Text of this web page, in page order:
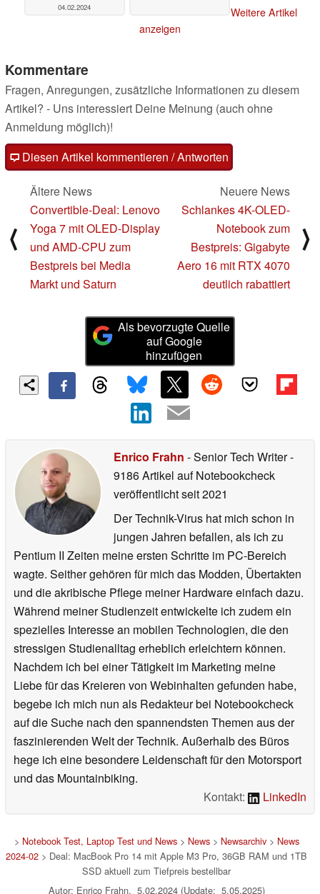
04.02.2024
Weitere Artikel
anzeigen
Kommentare
Fragen, Anregungen, zusätzliche Informationen zu diesem
Artikel? - Uns interessiert Deine Meinung (auch ohne
Anmeldung möglich)!
Diesen Artikel kommentieren / Antworten
⟨
Ältere News
Convertible-Deal: Lenovo
Yoga 7 mit OLED-Display
und AMD-CPU zum
Bestpreis bei Media
Markt und Saturn
Neuere News
Schlankes 4K-OLED-
Notebook zum
Bestpreis: Gigabyte
Aero 16 mit RTX 4070
deutlich rabattiert
⟩
Als bevorzugte Quelle
auf Google
hinzufügen
Enrico Frahn - Senior Tech Writer-
9186 Artikel auf Notebookcheck
veröffentlichtseit 2021
Der Technik-Virus hat mich schon in
jungen Jahren befallen, als ich zu
Pentium II Zeiten meine ersten Schritte im PC-Bereich
wagte. Seither gehören für mich das Modden, Übertakten
und die akribische Pflege meiner Hardware einfach dazu.
Während meiner Studienzeit entwickelte ich zudem ein
spezielles Interesse an mobilen Technologien, die den
stressigen Studienalltag erheblich erleichtern können.
Nachdem ich bei einer Tätigkeit im Marketing meine
Liebe für das Kreieren von Webinhalten gefunden habe,
begebe ich mich nun als Redakteur bei Notebookcheck
auf die Suche nach den spannendsten Themen aus der
faszinierenden Welt der Technik. Außerhalb des Büros
hege ich eine besondere Leidenschaft für den Motorsport
und das Mountainbiking.
Kontakt:
LinkedIn
> Notebook Test, Laptop Test und News> News> Newsarchiv> News
2024-02 > Deal: MacBook Pro 14 mit Apple M3 Pro, 36GB RAM und 1TB
SSD aktuell zum Tiefpreis bestellbar
Autor: Enrico Frahn, 5.02.2024 (Update: 5.05.2025)